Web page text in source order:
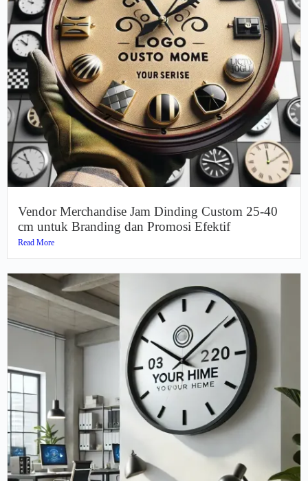
Vendor Merchandise Jam Dinding Custom 25-40
cm untuk Branding dan Promosi Efektif
Read More